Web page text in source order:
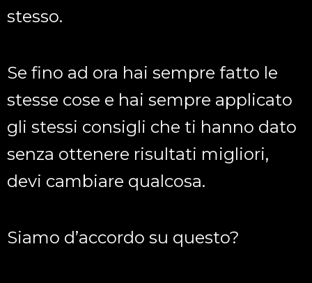
stesso.
Se fino ad ora hai sempre fatto le
stesse cose e hai sempre applicato
gli stessi consigli che ti hanno dato
senza ottenere risultati migliori,
devi cambiare qualcosa.
Siamo d’accordo su questo?